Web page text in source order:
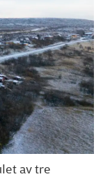
av tre